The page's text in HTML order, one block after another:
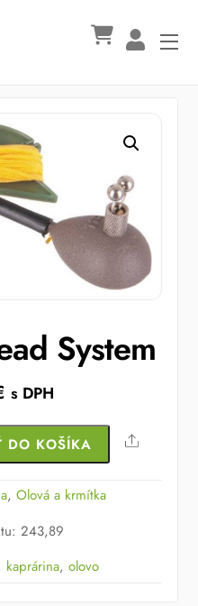
System
s DPH
DO KOŠÍKA Share
,Olová a krmítka
:243,89
kaprárina,olovo